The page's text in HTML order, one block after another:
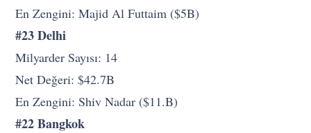
En Zengini: Majid Al Futtaim ($5B)
#23 Delhi
Milyarder Sayısı: 14
Net Değeri: $42.7B
En Zengini: Shiv Nadar ($11.B)
#22 Bangkok